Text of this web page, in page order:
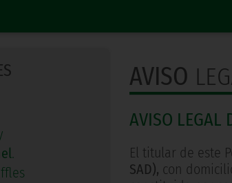
.
AVISO
AVISO LEGAL
El titular de este
SAD), con